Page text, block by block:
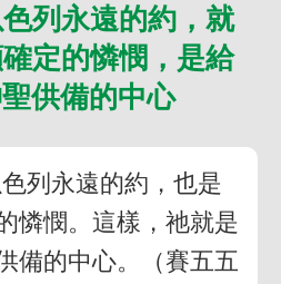
列永遠的約，就
定的憐憫，是給
供備的中心
列永遠的約，也是
憐憫。這樣，祂就是
備的中心。（賽五五